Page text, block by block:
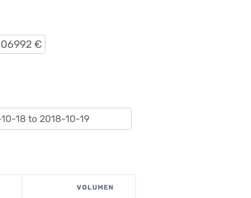
VOLUMEN